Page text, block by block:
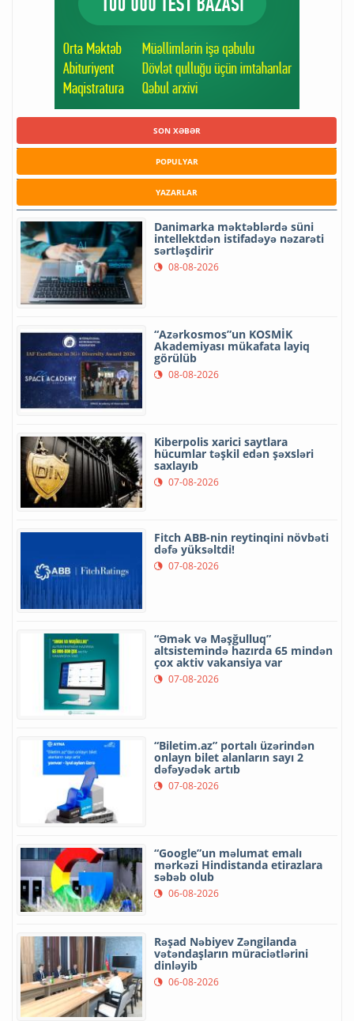
SON XƏBƏR
POPULYAR
YAZARLAR
Danimarka məktəblərdə süni
intellektdən istifadəyə nəzarəti
sərtləşdirir
08-08-2026
“Azərkosmos”un KOSMİK
Akademiyası mükafata layiq
görülüb
08-08-2026
Kiberpolis xarici saytlara
hücumlar təşkil edən şəxsləri
saxlayıb
07-08-2026
Fitch ABB-nin reytinqini növbəti
dəfə yüksəltdi!
07-08-2026
“Əmək və Məşğulluq”
altsistemində hazırda 65 mindən
çox aktiv vakansiya var
07-08-2026
“Biletim.az” portalı üzərindən
onlayn bilet alanların sayı 2
dəfəyədək artıb
07-08-2026
“Google”un məlumat emalı
mərkəzi Hindistanda etirazlara
səbəb olub
06-08-2026
Rəşad Nəbiyev Zəngilanda
vətəndaşların müraciətlərini
dinləyib
06-08-2026